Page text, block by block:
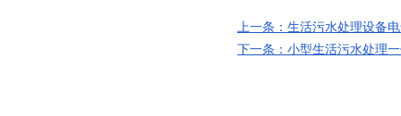
上一条：生活污水处理设备
下一条：小型生活污水处理